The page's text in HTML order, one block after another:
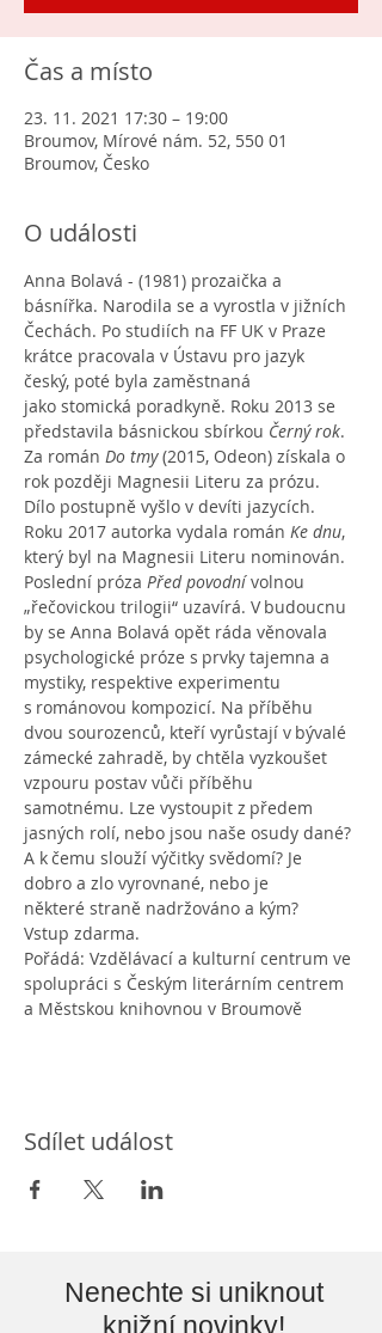
Čas a místo
23. 11. 2021 17:30 – 19:00
Broumov, Mírové nám. 52, 550 01
Broumov, Česko
O události
Anna Bolavá - (1981) prozaička a
básnířka. Narodila se a vyrostla v jižních
Čechách. Po studiích na FF UK v Praze
krátce pracovala v Ústavu pro jazyk
český, poté byla zaměstnaná
jako stomická poradkyně. Roku 2013 se
představila básnickou sbírkou Černý rok.
Za román Do tmy (2015, Odeon) získala o
rok později Magnesii Literu za prózu.
Dílo postupně vyšlo v devíti jazycích.
Roku 2017 autorka vydala román Ke dnu,
který byl na Magnesii Literu nominován.
Poslední próza Před povodní volnou
„řečovickou trilogii“ uzavírá. V budoucnu
by se Anna Bolavá opět ráda věnovala
psychologické próze s prvky tajemna a
mystiky, respektive experimentu
s románovou kompozicí. Na příběhu
dvou sourozenců, kteří vyrůstají v bývalé
zámecké zahradě, by chtěla vyzkoušet
vzpouru postav vůči příběhu
samotnému. Lze vystoupit z předem
jasných rolí, nebo jsou naše osudy dané?
A k čemu slouží výčitky svědomí? Je
dobro a zlo vyrovnané, nebo je
některé straně nadržováno a kým?
Vstup zdarma.
Pořádá: Vzdělávací a kulturní centrum ve
spolupráci s Českým literárním centrem
a Městskou knihovnou v Broumově
Sdílet událost
Nenechte si uniknout
knižní novinky!